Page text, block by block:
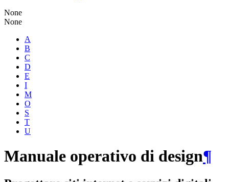
None
None
A
B
C
D
E
I
M
O
S
T
U
Manuale operativo di design¶